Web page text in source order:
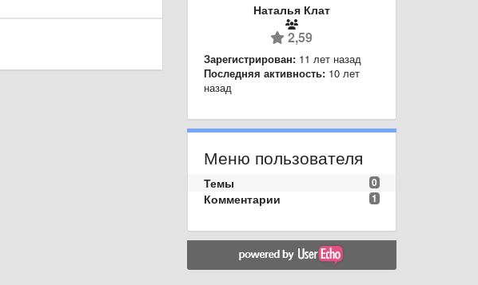
Наталья Клат
2,59
Зарегистрирован: 11 лет назад
Последняя активность: 10 лет
назад
Меню пользователя
0
Темы
1
Комментарии